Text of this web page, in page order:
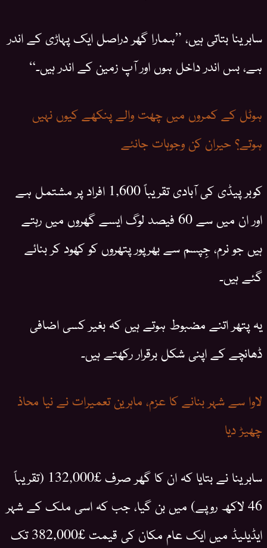
سابرینا بتاتی ہیں، ”ہمارا گھر دراصل ایک پہاڑی کے اندر
ہے، بس اندر داخل ہوں اور آپ زمین کے اندر ہیں۔“
ہوٹل کے کمروں میں چھت والے پنکھے کیوں نہیں
ہوتے؟ حیران کن وجوہات جانئے
کوبر پیڈی کی آبادی تقریباً 1,600 افراد پر مشتمل ہے
اور ان میں سے 60 فیصد لوگ ایسے گھروں میں رہتے
ہیں جو نرم، جِپسم سے بھرپور پتھروں کو کھود کر بنائے
گئے ہیں۔
یہ پتھر اتنے مضبوط ہوتے ہیں کہ بغیر کسی اضافی
ڈھانچے کے اپنی شکل برقرار رکھتے ہیں۔
لاوا سے شہر بنانے کا عزم، ماہرین تعمیرات نے نیا محاذ
چھیڑ دیا
سابرینا نے بتایا کہ ان کا گھر صرف £132,000 (تقریباً
46 لاکھ روپے) میں بن گیا، جب کہ اسی ملک کے شہر
ایڈیلیڈ میں ایک عام مکان کی قیمت £382,000 تک